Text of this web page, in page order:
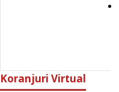
Koranjuri Virtual